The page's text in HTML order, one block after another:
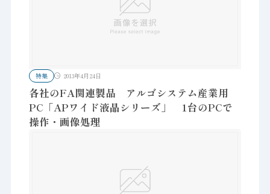
特集 2013年4月24日
各社のFA関連製品 アルゴシステム産業用
PC「APワイド液晶シリーズ」 1台のPCで
操作・画像処理